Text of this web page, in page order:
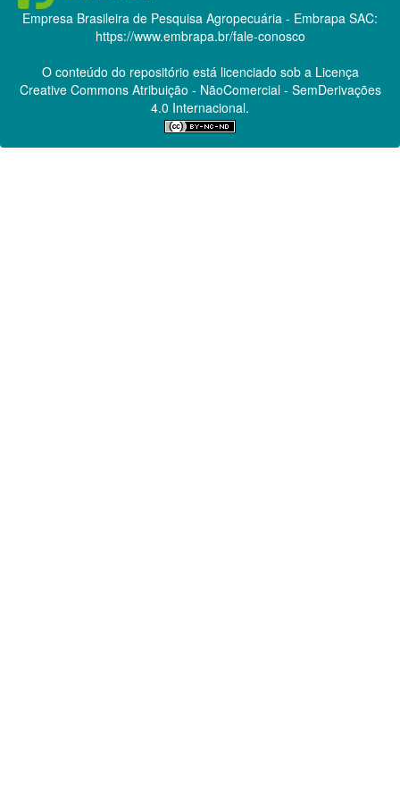
Empresa Brasileira de Pesquisa Agropecuária - Embrapa SAC:
https://www.embrapa.br/fale-conosco
O conteúdo do repositório está licenciado sob a Licença
Creative CommonsAtribuição - NãoComercial - SemDerivações
4.0 Internacional.